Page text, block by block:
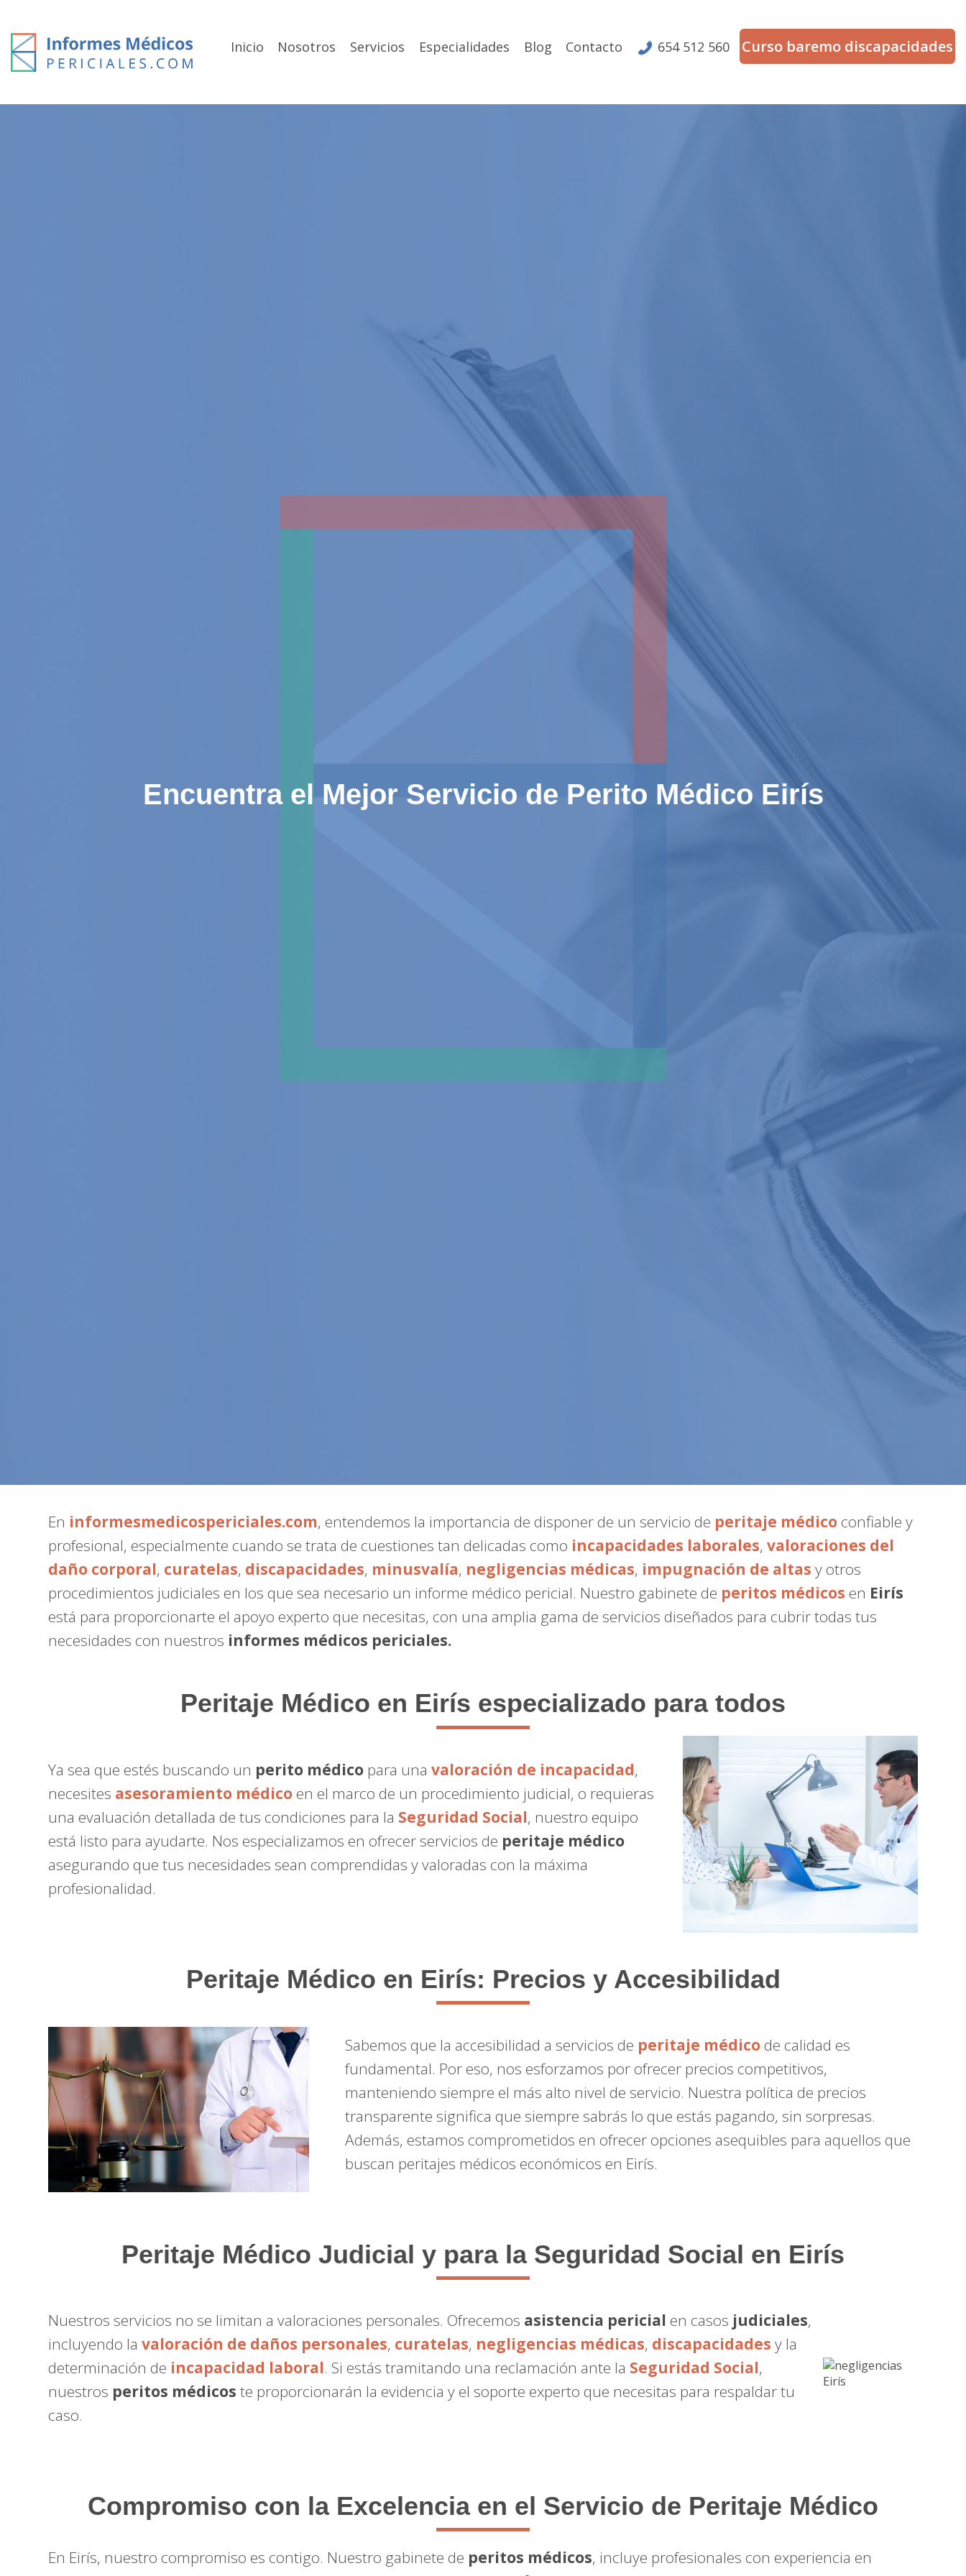
content
Inicio Nosotros Servicios Especialidades Blog Contacto 654 512 560 Curso baremo discapacidades
Encuentra el Mejor Servicio de Perito Médico Eirís
En informesmedicospericiales.com, entendemos la importancia de disponer de un servicio de peritaje médico confiable y
profesional, especialmente cuando se trata de cuestiones tan delicadas como incapacidades laborales,valoraciones del
daño corporal, curatelas, discapacidades, minusvalía, negligencias médicas, impugnación de altas y otros
procedimientos judiciales en los que sea necesario un informe médico pericial. Nuestro gabinete de peritos médicos en Eirís
está para proporcionarte el apoyo experto que necesitas, con una amplia gama de servicios diseñados para cubrir todas tus
necesidades con nuestros informes médicos periciales.
Peritaje Médico en Eirís especializado para todos
Ya sea que estés buscando un perito médico para unavaloración de incapacidad,
necesites asesoramiento médico en el marco de un procedimiento judicial, o requieras
una evaluación detallada de tus condiciones para la Seguridad Social, nuestro equipo
está listo para ayudarte. Nos especializamos en ofrecer servicios de peritaje médico
asegurando que tus necesidades sean comprendidas y valoradas con la máxima
profesionalidad.
Peritaje Médico en Eirís: Precios y Accesibilidad
Sabemos que la accesibilidad a servicios de peritaje médico de calidad es
fundamental. Por eso, nos esforzamos por ofrecer precios competitivos,
manteniendo siempre el más alto nivel de servicio. Nuestra política de precios
transparente significa que siempre sabrás lo que estás pagando, sin sorpresas.
Además, estamos comprometidos en ofrecer opciones asequibles para aquellos que
buscan peritajes médicos económicos en Eirís.
Peritaje Médico Judicial y para la Seguridad Social en Eirís
Nuestros servicios no se limitan a valoraciones personales. Ofrecemos asistencia pericial en casos judiciales,
incluyendo lavaloración de daños personales, curatelas, negligencias médicas, discapacidades y la
determinación de incapacidad laboral. Si estás tramitando una reclamación ante la Seguridad Social,
nuestros peritos médicos te proporcionarán la evidencia y el soporte experto que necesitas para respaldar tu
caso.
Compromiso con la Excelencia en el Servicio de Peritaje Médico
En Eirís, nuestro compromiso es contigo. Nuestro gabinete de peritos médicos, incluye profesionales con experiencia en